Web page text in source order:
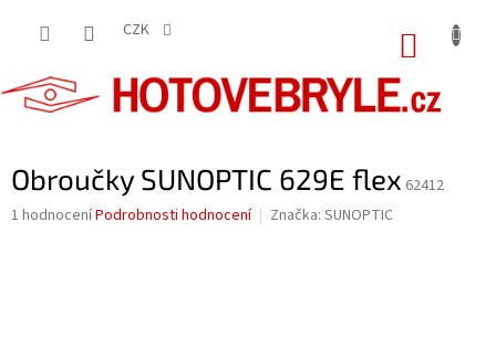
CZK
Obroučky SUNOPTIC 629E flex 62412
Průměrné
1 hodnoceníPodrobnosti hodnocení Značka: SUNOPTIC